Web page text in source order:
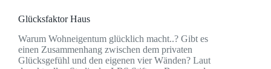
Glücksfaktor Haus
Warum Wohneigentum glücklich macht..? Gibt es
einen Zusammenhang zwischen dem privaten
Glücksgefühl und den eigenen vier Wänden? Laut